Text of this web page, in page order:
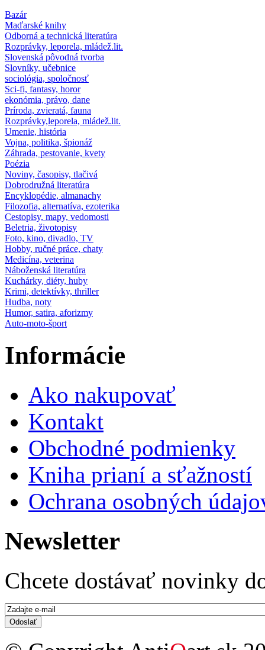
Bazár
Maďarské knihy
Odborná a technická literatúra
Rozprávky, leporela, mládež.lit.
Slovenská pôvodná tvorba
Slovníky, učebnice
sociológia, spoločnosť
Sci-fi, fantasy, horor
ekonómia, právo, dane
Príroda, zvieratá, fauna
Rozprávky,leporela, mládež.lit.
Umenie, história
Vojna, politika, špionáž
Záhrada, pestovanie, kvety
Poézia
Noviny, časopisy, tlačivá
Dobrodružná literatúra
Encyklopédie, almanachy
Filozofia, alternatíva, ezoterika
Cestopisy, mapy, vedomosti
Beletria, životopisy
Foto, kino, divadlo, TV
Hobby, ručné práce, chaty
Medicína, veterina
Náboženská literatúra
Kuchárky, diéty, huby
Krimi, detektívky, thriller
Hudba, noty
Humor, satira, aforizmy
Auto-moto-šport
Informácie
Ako nakupovať
Kontakt
Obchodné podmienky
Kniha prianí a sťažností
Ochrana osobných
Newsletter
Chcete dostávať novinky
E-mail*